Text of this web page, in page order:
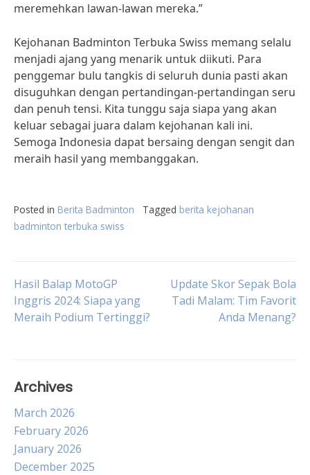
meremehkan lawan-lawan mereka.”
Kejohanan Badminton Terbuka Swiss memang selalu
menjadi ajang yang menarik untuk diikuti. Para
penggemar bulu tangkis di seluruh dunia pasti akan
disuguhkan dengan pertandingan-pertandingan seru
dan penuh tensi. Kita tunggu saja siapa yang akan
keluar sebagai juara dalam kejohanan kali ini.
Semoga Indonesia dapat bersaing dengan sengit dan
meraih hasil yang membanggakan.
Posted in Berita Badminton Tagged berita kejohanan
badminton terbuka swiss
Post
navigation
Hasil Balap MotoGP
Inggris 2024: Siapa yang
Meraih Podium Tertinggi?
Update Skor Sepak Bola
Tadi Malam: Tim Favorit
Anda Menang?
Archives
March 2026
February 2026
January 2026
December 2025